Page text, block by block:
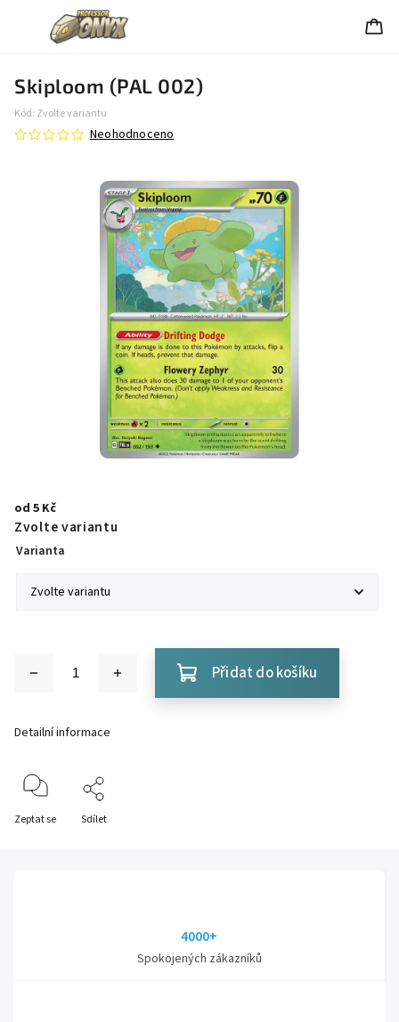
Skiploom (PAL 002)
Kód: Zvolte variantu
Neohodnoceno
od 5 Kč
Zvolte variantu
Varianta
Přidat do košíku
Detailní informace
Zeptat se Sdílet
4000+
Spokojených zákazníků